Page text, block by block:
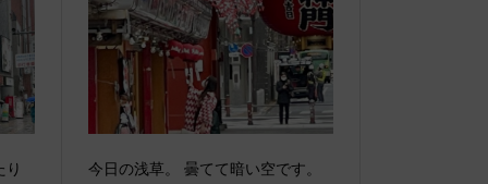
り
今日の浅草。 曇てて暗い空です。